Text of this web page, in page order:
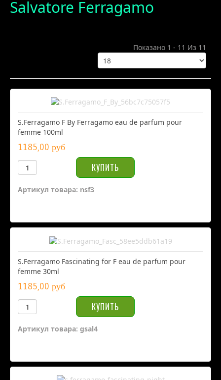
Salvatore Ferragamo
Показано 1 - 11 Из 11
S.Ferragamo F By Ferragamo eau de parfum pour
femme 100ml
1185,00 руб
Артикул товара: nsf3
S.Ferragamo Fascinating for F eau de parfum pour
femme 30ml
1185,00 руб
Артикул товара: gsal4